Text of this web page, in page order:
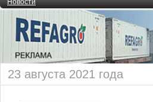
Новости
23 августа 2021 года